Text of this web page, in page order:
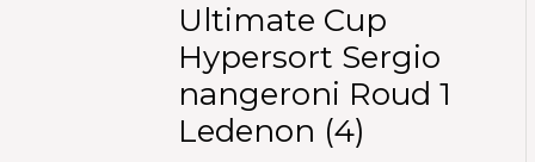
Ultimate Cup
Hypersort Sergio
nangeroni Roud 1
Ledenon (4)